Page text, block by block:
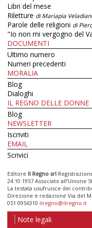
Libri del mese
Riletture di Mariapia
Parole delle religioni di
"Io non mi vergogno del
DOCUMENTI
Ultimo numero
Numeri precedenti
MORALIA
Blog
Dialoghi
IL REGNO DELLE DONNE
Blog
NEWSLETTER
Iscriviti
EMAIL
Scrivici
Editore Il Regno srl
24.10.1957 Associato all’Unione
La testata usufruisce dei
Direzione e redazione Via del
051 0956310 ilregno@ilregno.it
Note legali